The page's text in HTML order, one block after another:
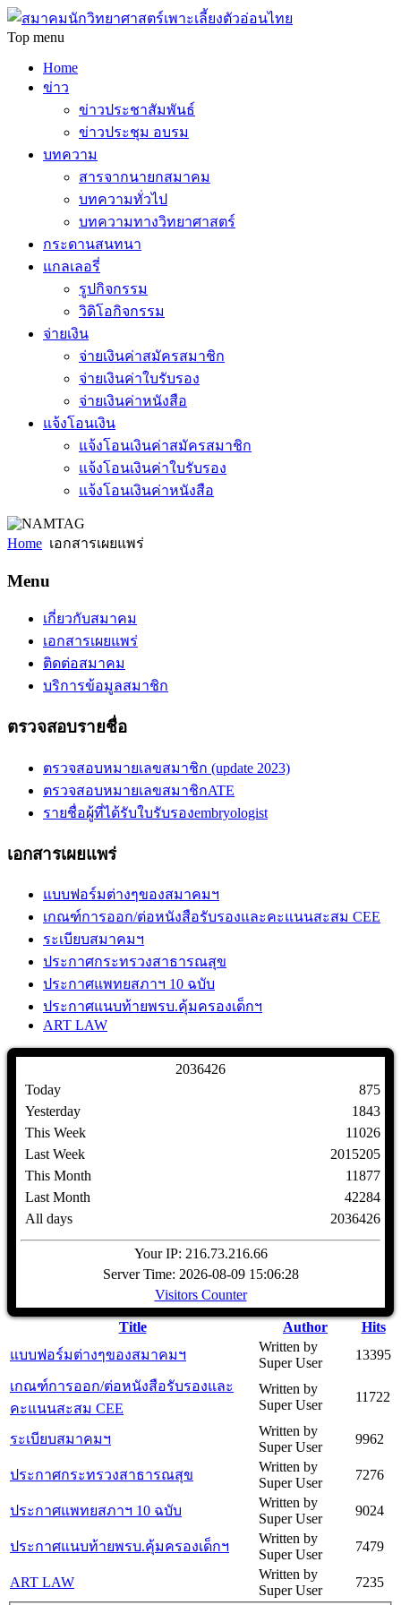
Top menu
Home
ข่าว
ข่าวประชาสัมพันธ์
ข่าวประชุม อบรม
บทความ
สารจากนายกสมาคม
บทความทั่วไป
บทความทางวิทยาศาสตร์
กระดานสนทนา
แกลเลอรี่
รูปกิจกรรม
วิดิโอกิจกรรม
จ่ายเงิน
จ่ายเงินค่าสมัครสมาชิก
จ่ายเงินค่าใบรับรอง
จ่ายเงินค่าหนังสือ
แจ้งโอนเงิน
แจ้งโอนเงินค่าสมัครสมาชิก
แจ้งโอนเงินค่าใบรับรอง
แจ้งโอนเงินค่าหนังสือ
Home เอกสารเผยแพร่
Menu
เกี่ยวกับสมาคม
เอกสารเผยแพร่
ติดต่อสมาคม
บริการข้อมูลสมาชิก
ตรวจสอบรายชื่อ
ตรวจสอบหมายเลขสมาชิก (update 2023)
ตรวจสอบหมายเลขสมาชิกATE
รายชื่อผู้ที่ได้รับใบรับรองembryologist
เอกสารเผยแพร่
แบบฟอร์มต่างๆของสมาคมฯ
เกณฑ์การออก/ต่อหนังสือรับรองและคะแนนสะสม CEE
ระเบียบสมาคมฯ
ประกาศกระทรวงสาธารณสุข
ประกาศแพทยสภาฯ 10 ฉบับ
ประกาศแนบท้ายพรบ.คุ้มครองเด็กฯ
ART LAW
2036426
Today
Yesterday
This Week
Last Week
This Month
Last Month
All days
875
1843
11026
2015205
11877
42284
2036426
Your IP: 216.73.216.66
Server Time: 2026-08-09 15:06:28
Visitors Counter
Title Author
Hits
แบบฟอร์มต่างๆของสมาคมฯ
Written by
Super User
13395
เกณฑ์การออก/ต่อหนังสือรับรองและ
คะแนนสะสม CEE
Written by
Super User
11722
ระเบียบสมาคมฯ
Written by
Super User
9962
ประกาศกระทรวงสาธารณสุข
Written by
Super User
7276
ประกาศแพทยสภาฯ 10 ฉบับ
Written by
Super User
9024
ประกาศแนบท้ายพรบ.คุ้มครองเด็กฯ
Written by
Super User
7479
ART LAW
Written by
Super User
7235